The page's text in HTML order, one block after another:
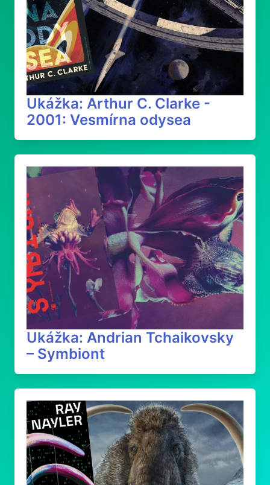
Ukážka: Arthur C. Clarke -
2001: Vesmírna odysea
Ukážka: Andrian Tchaikovsky
– Symbiont